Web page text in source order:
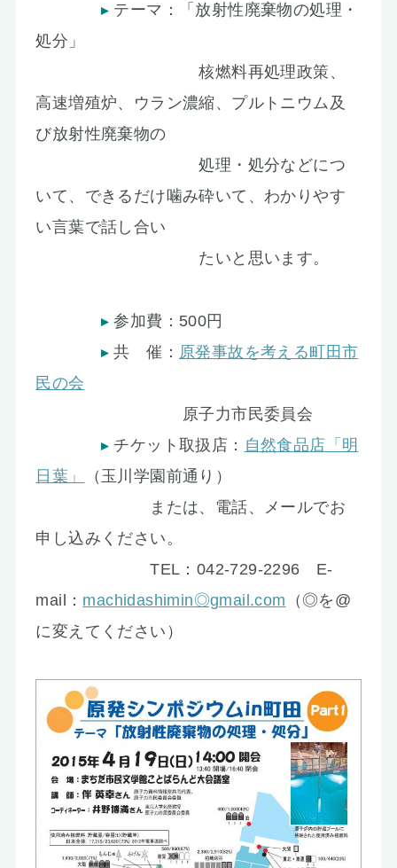
テーマ：「放射性廃棄物の処理・
処分」
核燃料再処理政策、
高速増殖炉、ウラン濃縮、プルトニウム及
び放射性廃棄物の
処理・処分などにつ
いて、できるだけ噛み砕いて、わかりやす
い言葉で話し合い
たいと思います。
参加費：500円
共 催： 原発事故を考える町田市
民の会
原子力市民委員会
チケット取扱店： 自然食品店「明
日葉」
（玉川学園前通り）
または、電話、メールでお
申し込みください。
TEL：042-729-2296 E-
mail： machidashimin◎gmail.com （◎を@
に変えてください）